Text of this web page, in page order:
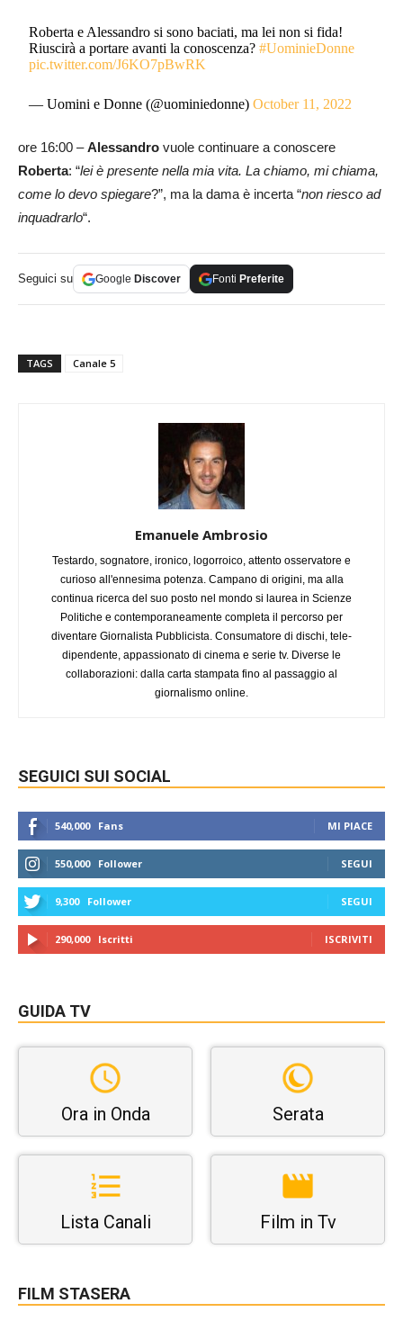
Roberta e Alessandro si sono baciati, ma lei non si fida!
Riuscirà a portare avanti la conoscenza?#UominieDonne
pic.twitter.com/J6KO7pBwRK
— Uomini e Donne (@uominiedonne)October 11, 2022
ore 16:00 –Alessandro vuole continuare a conoscere
Roberta: “lei è presente nella mia vita. La chiamo, mi chiama,
come lo devo spiegare?”, ma la dama è incerta “non riesco ad
inquadrarlo“.
Seguici su Google Discover Fonti Preferite
TAGS Canale 5
Emanuele Ambrosio
Testardo, sognatore, ironico, logorroico, attento osservatore e
curioso all'ennesima potenza. Campano di origini, ma alla
continua ricerca del suo posto nel mondo si laurea in Scienze
Politiche e contemporaneamente completa il percorso per
diventare Giornalista Pubblicista. Consumatore di dischi, tele-
dipendente, appassionato di cinema e serie tv. Diverse le
collaborazioni: dalla carta stampata fino al passaggio al
giornalismo online.
SEGUICI SUI SOCIAL
540,000 Fans MI PIACE
550,000 Follower SEGUI
9,300 Follower SEGUI
290,000 Iscritti ISCRIVITI
GUIDA TV
Ora in Onda Serata
Lista Canali Film in Tv
FILM STASERA